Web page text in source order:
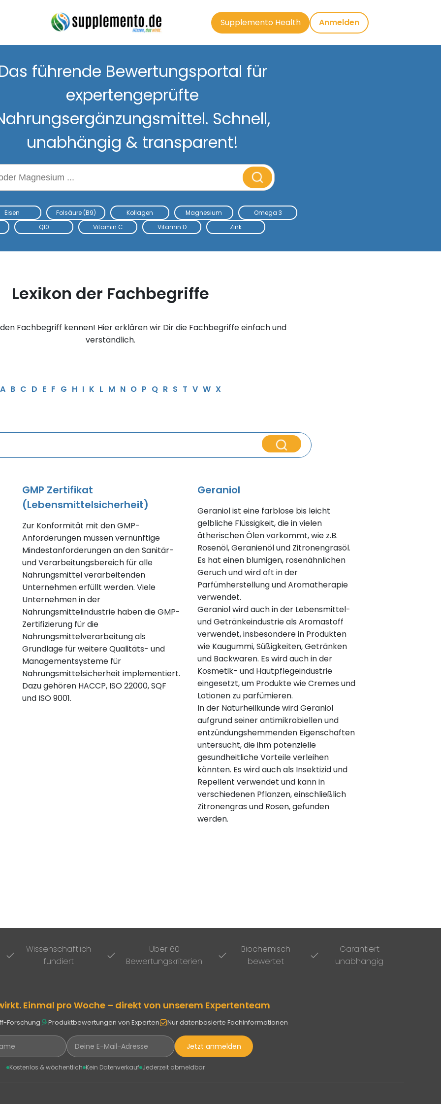
Supplemento Health Anmelden
führende Bewertungsportal für
expertengeprüfte
Schnell,
unabhängig & transparent!
Eisen Folsäure (B9) Kollagen Magnesium
Omega 3
Q10 Vitamin C Vitamin D Zink
Lexikon der Fachbegriffe
Fachbegriff kennen! Hier erklären wir Dir die Fachbegriffe einfach und
verständlich.
A B C D E F G H I K L M N O P Q R S T V W X
GMP Zertifikat
(Lebensmittelsicherheit)
Zur Konformität mit den GMP-
Anforderungen müssen vernünftige
Mindestanforderungen an den Sanitär-
und Verarbeitungsbereich für alle
Nahrungsmittel verarbeitenden
Unternehmen erfüllt werden. Viele
Unternehmen in der
Nahrungsmittelindustrie haben die GMP-
Zertifizierung für die
Nahrungsmittelverarbeitung als
Grundlage für weitere Qualitäts- und
Managementsysteme für
Nahrungsmittelsicherheit implementiert.
Dazu gehören HACCP, ISO 22000, SQF
und ISO 9001.
Geraniol
Geraniol ist eine farblose bis leicht
gelbliche Flüssigkeit, die in vielen
ätherischen Ölen vorkommt, wie z.B.
Rosenöl, Geranienöl und Zitronengrasöl.
Es hat einen blumigen, rosenähnlichen
Geruch und wird oft in der
Parfümherstellung und Aromatherapie
verwendet.
Geraniol wird auch in der Lebensmittel-
und Getränkeindustrie als Aromastoff
verwendet, insbesondere in Produkten
wie Kaugummi, Süßigkeiten, Getränken
und Backwaren. Es wird auch in der
Kosmetik- und Hautpflegeindustrie
eingesetzt, um Produkte wie Cremes und
Lotionen zu parfümieren.
In der Naturheilkunde wird Geraniol
aufgrund seiner antimikrobiellen und
entzündungshemmenden Eigenschaften
untersucht, die ihm potenzielle
gesundheitliche Vorteile verleihen
könnten. Es wird auch als Insektizid und
Repellent verwendet und kann in
verschiedenen Pflanzen, einschließlich
Zitronengras und Rosen, gefunden
werden.
Wissenschaftlich
fundiert
Über 60
Bewertungskriterien
Biochemisch
bewertet
Garantiert
unabhängig
Einmal pro Woche – direkt von unserem Expertenteam
Forschung Produktbewertungen von Experten Nur datenbasierte Fachinformationen
Jetzt anmelden
Kostenlos & wöchentlich Kein Datenverkauf Jederzeit abmeldbar